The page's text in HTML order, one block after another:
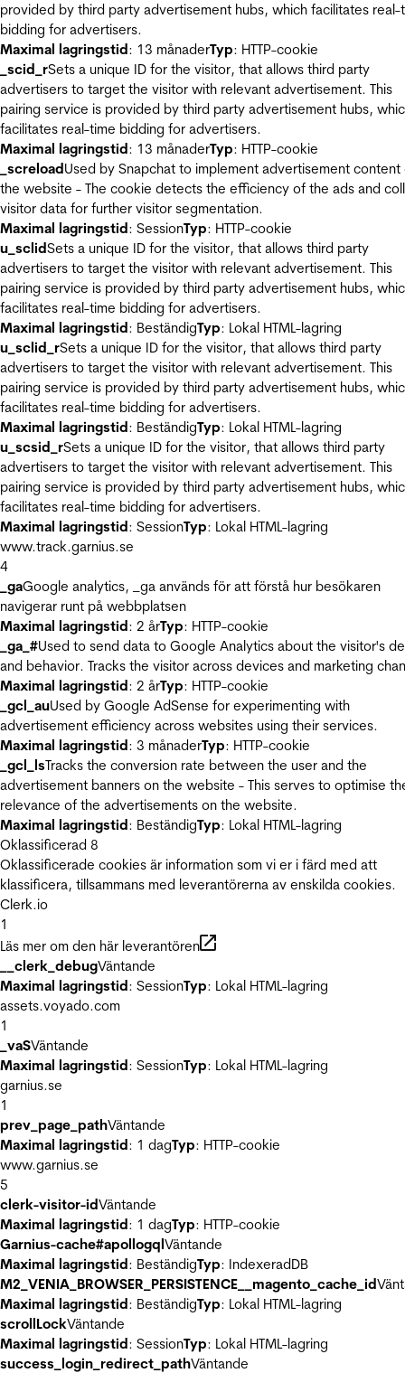
provided by third party advertisement hubs, which facilitates real-
bidding for advertisers.
Maximal lagringstid: 13 månaderTyp: HTTP-cookie
_scid_rSets a unique ID for the visitor, that allows third party
advertisers to target the visitor with relevant advertisement. This
pairing service is provided by third party advertisement hubs,
facilitates real-time bidding for advertisers.
Maximal lagringstid: 13 månaderTyp: HTTP-cookie
_screloadUsed by Snapchat to implement advertisement content
the website - The cookie detects the efficiency of the ads and
visitor data for further visitor segmentation.
Maximal lagringstid: SessionTyp: HTTP-cookie
u_sclidSets a unique ID for the visitor, that allows third party
advertisers to target the visitor with relevant advertisement. This
pairing service is provided by third party advertisement hubs,
facilitates real-time bidding for advertisers.
Maximal lagringstid: BeständigTyp: Lokal HTML-lagring
u_sclid_rSets a unique ID for the visitor, that allows third party
advertisers to target the visitor with relevant advertisement. This
pairing service is provided by third party advertisement hubs,
facilitates real-time bidding for advertisers.
Maximal lagringstid: BeständigTyp: Lokal HTML-lagring
u_scsid_rSets a unique ID for the visitor, that allows third party
advertisers to target the visitor with relevant advertisement. This
pairing service is provided by third party advertisement hubs,
facilitates real-time bidding for advertisers.
Maximal lagringstid: SessionTyp: Lokal HTML-lagring
www.track.garnius.se
4
_gaGoogle analytics, _ga används för att förstå hur besökaren
navigerar runt på webbplatsen
Maximal lagringstid: 2 årTyp: HTTP-cookie
_ga_#Used to send data to Google Analytics about the visitor's
and behavior. Tracks the visitor across devices and marketing
Maximal lagringstid: 2 årTyp: HTTP-cookie
_gcl_auUsed by Google AdSense for experimenting with
advertisement efficiency across websites using their services.
Maximal lagringstid: 3 månaderTyp: HTTP-cookie
_gcl_lsTracks the conversion rate between the user and the
advertisement banners on the website - This serves to optimise
relevance of the advertisements on the website.
Maximal lagringstid: BeständigTyp: Lokal HTML-lagring
Oklassificerad 8
Oklassificerade cookies är information som vi er i färd med att
klassificera, tillsammans med leverantörerna av enskilda cookies.
Clerk.io
1
Läs mer om den här leverantören
__clerk_debugVäntande
Maximal lagringstid: SessionTyp: Lokal HTML-lagring
assets.voyado.com
1
_vaSVäntande
Maximal lagringstid: SessionTyp: Lokal HTML-lagring
garnius.se
1
prev_page_pathVäntande
Maximal lagringstid: 1 dagTyp: HTTP-cookie
www.garnius.se
5
clerk-visitor-idVäntande
Maximal lagringstid: 1 dagTyp: HTTP-cookie
Garnius-cache#apollogqlVäntande
Maximal lagringstid: BeständigTyp: IndexeradDB
M2_VENIA_BROWSER_PERSISTENCE__magento_cache_id
Maximal lagringstid: BeständigTyp: Lokal HTML-lagring
scrollLockVäntande
Maximal lagringstid: SessionTyp: Lokal HTML-lagring
success_login_redirect_pathVäntande